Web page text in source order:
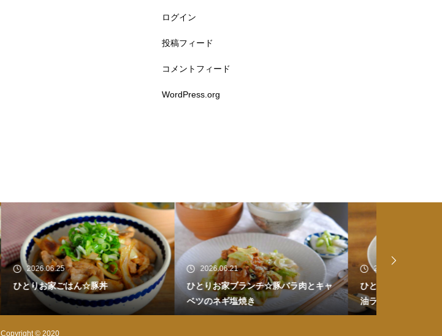
ログイン
投稿フィード
コメントフィード
WordPress.org
2026.06.21
ひとりお家ブランチ☆豚バラ肉とキャ
ベツのネギ塩焼き
2026.06.20
ひとりお家ごはん☆皮付き煮豚のせ醤
油ラーメン
Copyright © 2020